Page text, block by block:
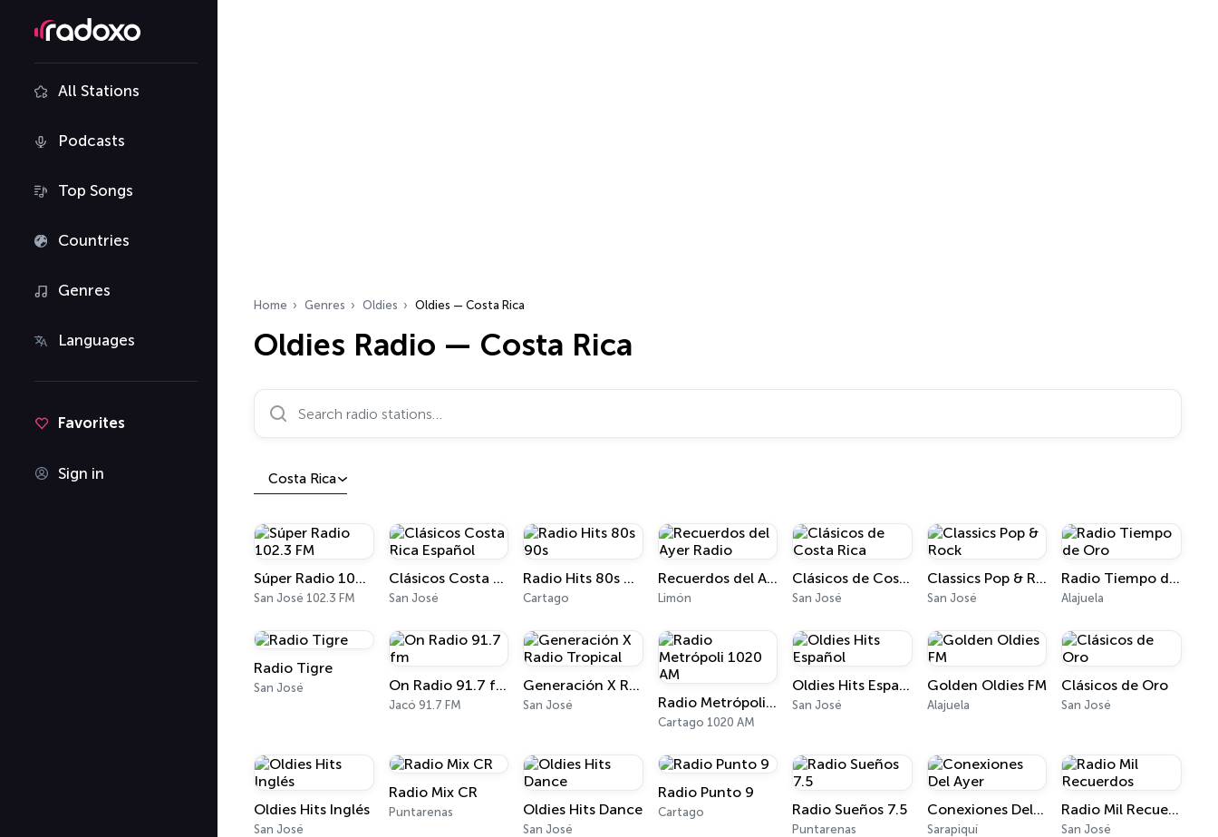
All Stations
Podcasts
Top Songs
Countries
Genres
Languages
Favorites
Sign in
Home Genres Oldies Oldies — Costa Rica
Oldies Radio — Costa Rica
Search radio stations…
Costa Rica
Súper Radio 102.3 FM
San José 102.3 FM
Clásicos Costa Rica Español
San José
Radio Hits 80s 90s
Cartago
Recuerdos del Ayer Radio
Limón
Clásicos de Costa Rica
San José
Classics Pop & Rock
San José
Radio Tiempo de Oro
Alajuela
Radio Tigre
San José On Radio 91.7 fm
Jacó 91.7 FM
Generación X Radio Tropical
San José Radio Metrópoli 1020 AM
Cartago 1020 AM
Oldies Hits Español
San José
Golden Oldies FM
Alajuela
Clásicos de Oro
San José
Oldies Hits Inglés
San José
Radio Mix CR
Puntarenas Oldies Hits Dance
San José
Radio Punto 9
Cartago Radio Sueños 7.5
Puntarenas
Conexiones Del Ayer
Sarapiquí
Radio Mil Recuerdos
San José